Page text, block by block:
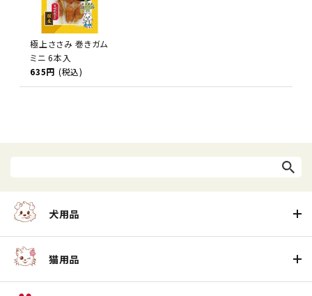
極上ささみ 巻きガム
ミニ 6本入
635円 (税込)
犬用品
猫用品